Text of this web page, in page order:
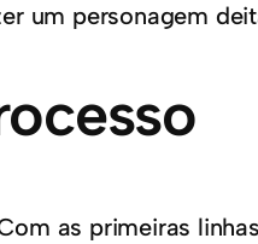
um personagem
as primeiras